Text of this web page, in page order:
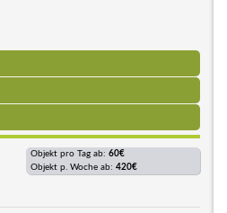
Objekt pro Tag ab: 60€
Objekt p. Woche ab: 420€